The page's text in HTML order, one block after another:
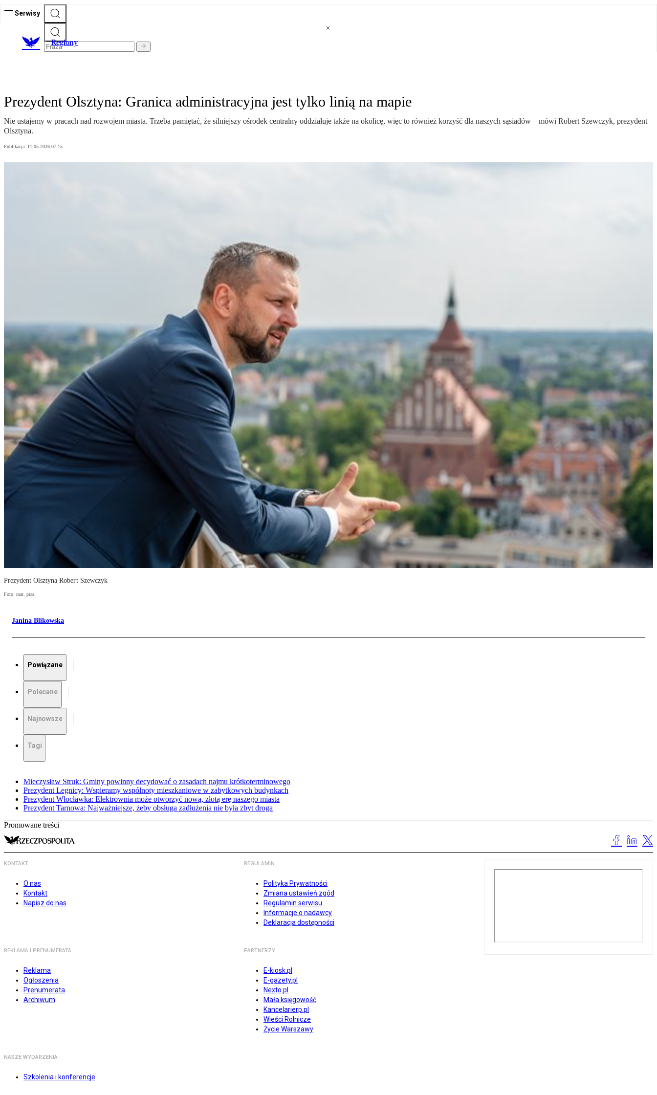
Serwisy
Regiony
Prezydent Olsztyna: Granica administracyjna jest tylko linią na mapie
Nie ustajemy w pracach nad rozwojem miasta. Trzeba pamiętać, że silniejszy ośrodek centralny oddziałuje także na okolicę, więc to również korzyść dla naszych sąsiadów – mówi Robert Szewczyk, prezydent
Olsztyna.
Publikacja: 11.05.2026 07:15
Prezydent Olsztyna Robert Szewczyk
Foto: mat. pras.
Janina Blikowska
Powiązane
Polecane
Najnowsze
Tagi
Mieczysław Struk: Gminy powinny decydować o zasadach najmu krótkoterminowego
Prezydent Legnicy: Wspieramy wspólnoty mieszkaniowe w zabytkowych budynkach
Prezydent Włocławka: Elektrownia może otworzyć nową, złotą erę naszego miasta
Prezydent Tarnowa: Najważniejsze, żeby obsługa zadłużenia nie była zbyt droga
Promowane treści
KONTAKT
O nas
Kontakt
Napisz do nas
REGULAMIN
Polityka Prywatności
Zmiana ustawień zgód
Regulamin serwisu
Informacje o nadawcy
Deklaracja dostępności
REKLAMA I PRENUMERATA
Reklama
Ogłoszenia
Prenumerata
Archiwum
PARTNERZY
E-kiosk.pl
E-gazety.pl
Nexto.pl
Mała księgowość
Kancelarierp.pl
Wieści Rolnicze
Życie Warszawy
NASZE WYDARZENIA
Szkolenia i konferencje